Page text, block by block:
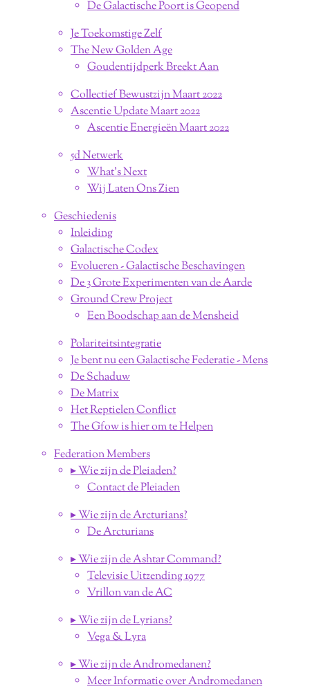
De Galactische Poort is Geopend
Je Toekomstige Zelf
The New Golden Age
Goudentijdperk Breekt Aan
Collectief Bewustzijn Maart 2022
Ascentie Update Maart 2022
Ascentie Energieën Maart 2022
5d Netwerk
What's Next
Wij Laten Ons Zien
Geschiedenis
Inleiding
Galactische Codex
Evolueren - Galactische Beschavingen
De 3 Grote Experimenten van de Aarde
Ground Crew Project
Een Boodschap aan de Mensheid
Polariteitsintegratie
Je bent nu een Galactische Federatie - Mens
De Schaduw
De Matrix
Het Reptielen Conflict
The Gfow is hier om te Helpen
Federation Members
▸ Wie zijn de Pleiaden?
Contact de Pleiaden
▸ Wie zijn de Arcturians?
De Arcturians
▸ Wie zijn de Ashtar Command?
Televisie Uitzending 1977
Vrillon van de AC
▸ Wie zijn de Lyrians?
Vega & Lyra
▸ Wie zijn de Andromedanen?
Meer Informatie over Andromedanen